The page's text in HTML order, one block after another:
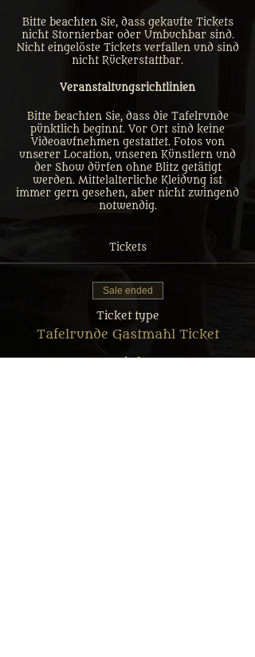
Bitte beachten Sie, dass gekaufte Tickets
nicht Stornierbar oder Umbuchbar sind.
Nicht eingelöste Tickets verfallen und sind
nicht Rückerstattbar.
Veranstaltungsrichtlinien
Bitte beachten Sie, dass die Tafelrunde
pünktlich beginnt. Vor Ort sind keine
Videoaufnehmen gestattet. Fotos von
unserer Location, unseren Künstlern und
der Show dürfen ohne Blitz getätigt
werden. Mittelalterliche Kleidung ist
immer gern gesehen, aber nicht zwingend
notwendig.
Tickets
Sale ended
Ticket type
Tafelrunde Gastmahl Ticket
More info